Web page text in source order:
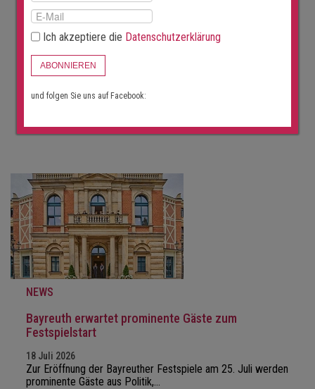
NEWS
Opernhäuser gedenken vertriebener jüdischer
Künstler
21 Juli 2026
Mit einer neuen Website erinnern große deutsche Bühnen
an Ensemblemitglieder, die während…
NEWS
Bayreuth erwartet prominente Gäste zum
Festspielstart
18 Juli 2026
Zur Eröffnung der Bayreuther Festspiele am 25. Juli werden
prominente Gäste aus Politik,…
Ich akzeptiere die Datenschutzerklärung
ABONNIEREN
und folgen Sie uns auf Facebook: